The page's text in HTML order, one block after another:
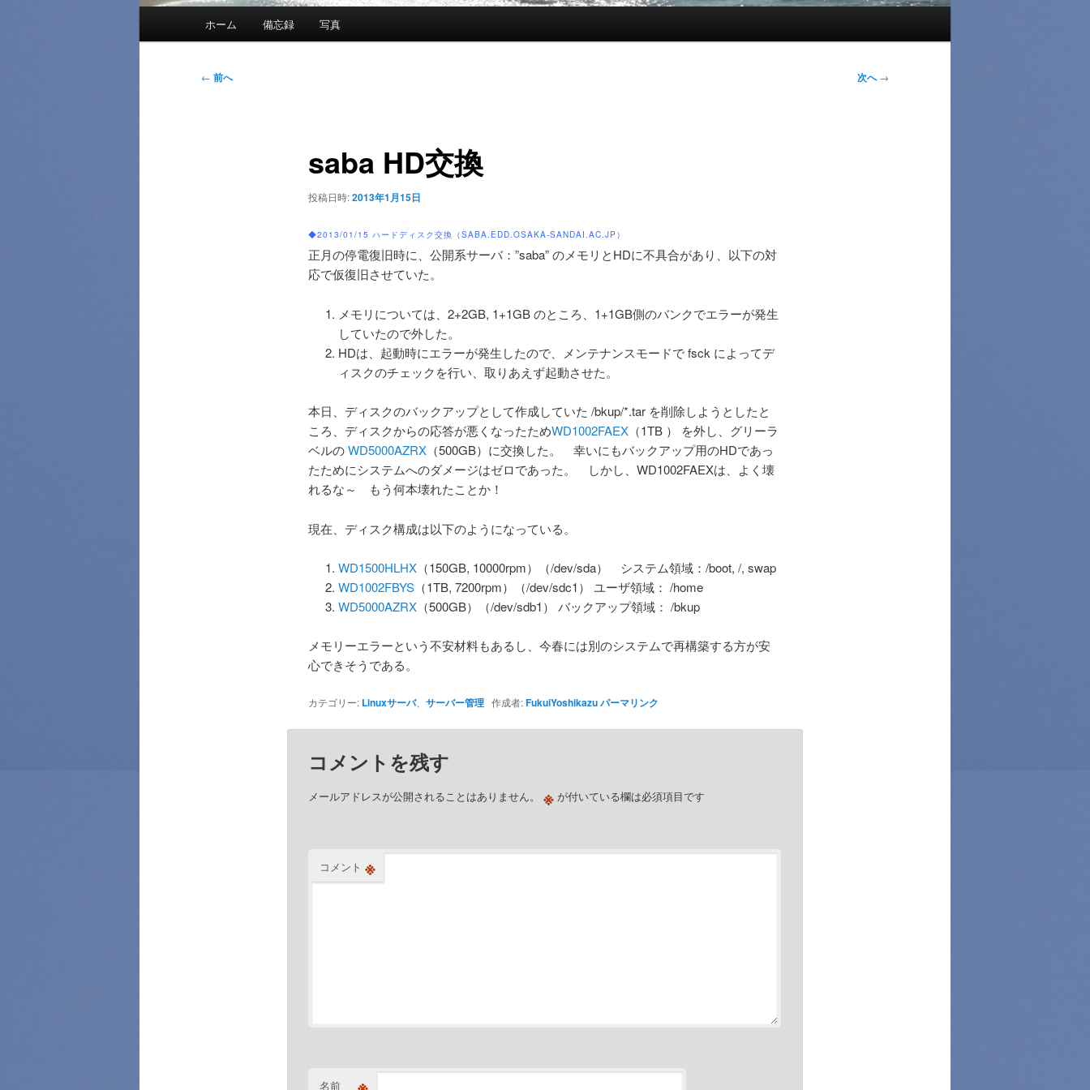
ホーム 備忘録 写真
投
← 前へ 次へ→
saba HD交換
投稿日時:2013年1月15日
◆2013/01/15 ハードディスク交換（SABA.EDD.OSAKA-SANDAI.AC.JP）
正月の停電復旧時に、公開系サーバ：”saba” のメモリとHDに不具合があり、以下の対
応で仮復旧させていた。
メモリについては、2+2GB, 1+1GB のところ、1+1GB側のバンクでエラーが発生
していたので外した。
HDは、起動時にエラーが発生したので、メンテナンスモードで fsck によってデ
ィスクのチェックを行い、取りあえず起動させた。
本日、ディスクのバックアップとして作成していた /bkup/*.tar を削除しようとしたと
ころ、ディスクからの応答が悪くなったためWD1002FAEX（1TB ） を外し、グリーラ
ベルのWD5000AZRX（500GB）に交換した。 幸いにもバックアップ用のHDであっ
たためにシステムへのダメージはゼロであった。 しかし、WD1002FAEXは、よく壊
れるな～ もう何本壊れたことか！
現在、ディスク構成は以下のようになっている。
WD1500HLHX （150GB, 10000rpm）（/dev/sda） システム領域：/boot, /, swap
WD1002FBYS （1TB, 7200rpm）（/dev/sdc1） ユーザ領域： /home
WD5000AZRX （500GB）（/dev/sdb1） バックアップ領域： /bkup
メモリーエラーという不安材料もあるし、今春には別のシステムで再構築する方が安
心できそうである。
カテゴリー: Linuxサーバ、 サーバー管理作成者:FukuiYoshikazuパーマリンク
コメントを残す
メールアドレスが公開されることはありません。 ※が付いている欄は必須項目です
コメント ※
名前